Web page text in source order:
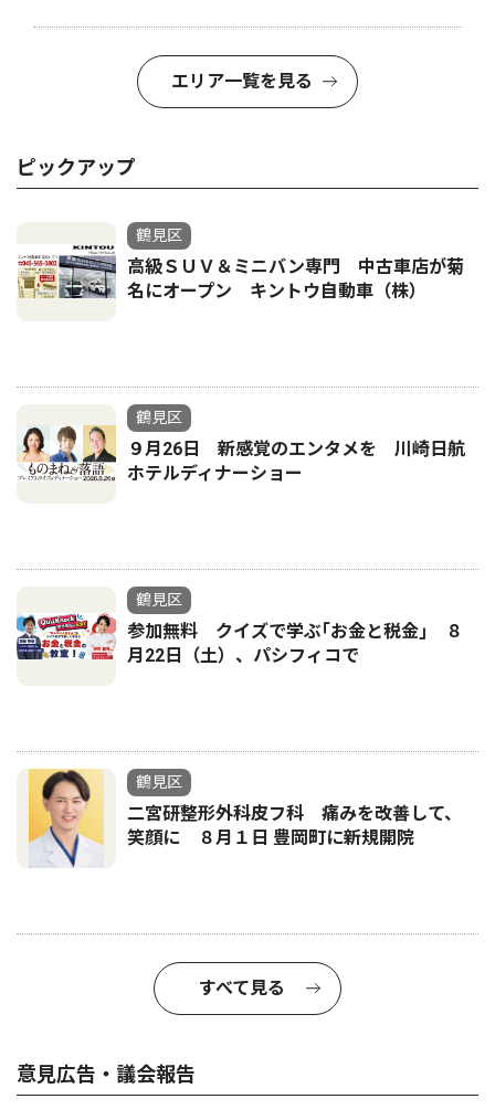
エリア一覧を見る
ピックアップ
鶴見区
高級ＳＵＶ＆ミニバン専門 中古車店が菊
名にオープン キントウ自動車（株）
鶴見区
９月26日 新感覚のエンタメを 川崎日航
ホテルディナーショー
鶴見区
参加無料 クイズで学ぶ｢お金と税金｣ ８
月22日（土）、パシフィコで
鶴見区
二宮研整形外科皮フ科 痛みを改善して、
笑顔に ８月１日 豊岡町に新規開院
すべて見る
意見広告・議会報告